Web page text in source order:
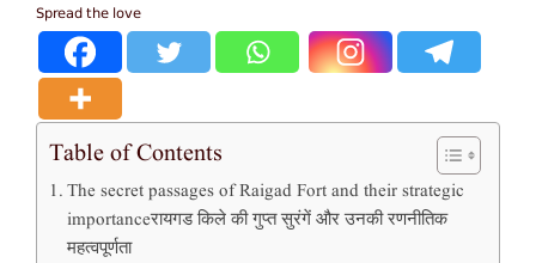
Spread the love
Table of Contents
The secret passages of Raigad Fort and their strategic
importanceरायगड किले की गुप्त सुरंगें और उनकी रणनीतिक
महत्वपूर्णता